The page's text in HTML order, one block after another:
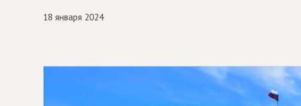
18 января 2024